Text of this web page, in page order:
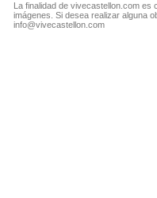
La finalidad de vivecastellon.com
imágenes. Si desea realizar alguna
info@vivecastellon.com